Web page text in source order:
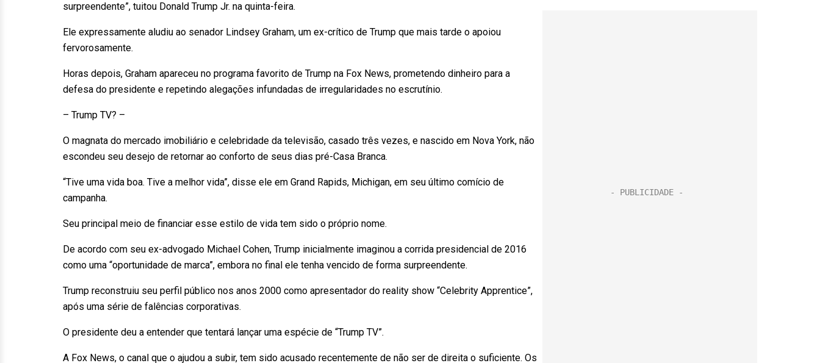
surpreendente”, tuitou Donald Trump Jr. na quinta-feira.
Ele expressamente aludiu ao senador Lindsey Graham, um ex-crítico de Trump que mais tarde o apoiou
fervorosamente.
Horas depois, Graham apareceu no programa favorito de Trump na Fox News, prometendo dinheiro para a
defesa do presidente e repetindo alegações infundadas de irregularidades no escrutínio.
– Trump TV? –
O magnata do mercado imobiliário e celebridade da televisão, casado três vezes, e nascido em Nova York, não
escondeu seu desejo de retornar ao conforto de seus dias pré-Casa Branca.
“Tive uma vida boa. Tive a melhor vida”, disse ele em Grand Rapids, Michigan, em seu último comício de
campanha.
Seu principal meio de financiar esse estilo de vida tem sido o próprio nome.
De acordo com seu ex-advogado Michael Cohen, Trump inicialmente imaginou a corrida presidencial de 2016
como uma “oportunidade de marca”, embora no final ele tenha vencido de forma surpreendente.
Trump reconstruiu seu perfil público nos anos 2000 como apresentador do reality show “Celebrity Apprentice”,
após uma série de falências corporativas.
O presidente deu a entender que tentará lançar uma espécie de “Trump TV”.
A Fox News, o canal que o ajudou a subir, tem sido acusado recentemente de não ser de direita o suficiente. Os